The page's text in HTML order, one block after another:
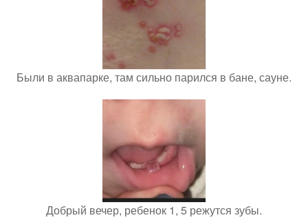
Были в аквапарке, там сильно парился в бане, сауне.
Добрый вечер, ребенок 1, 5 режутся зубы.